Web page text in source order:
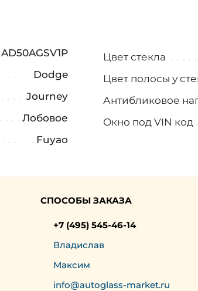
AD50AGSV1P
Dodge
Journey
Лобовое
Fuyao
Цвет стекла
Цвет полосы у
Антибликовое
Окно под VIN код
СПОСОБЫ ЗАКАЗА
+7 (495) 545-46-14
Владислав
Максим
info@autoglass-market.ru